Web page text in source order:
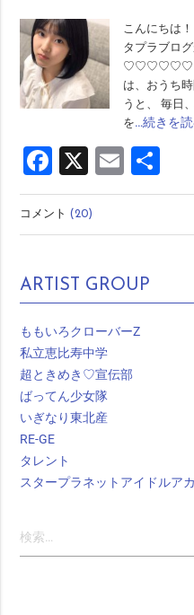
こんにちは
タプラブロ
は、おうち
うと、 毎日
を…続きを
Facebook
X Email
有
コメント(20)
ARTIST GROUP
ももいろクローバーZ
私立恵比寿中学
超ときめき♡宣伝部
ばってん少女隊
いぎなり東北産
RE-GE
タレント
スタープラネットアイドルア
索: